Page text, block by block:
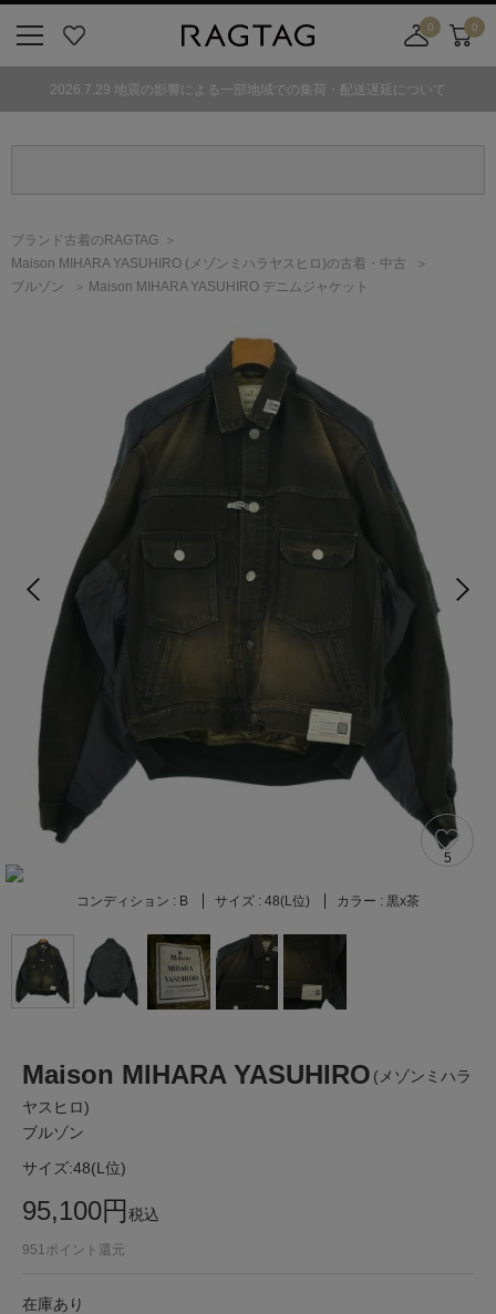
気
0
舗
カ
0
2026.7.29 地震の影響による一部地域での集荷・配送遅延について
ブランド古着のRAGTAG
Maison MIHARA YASUHIRO (メゾンミハラヤスヒロ)の古着・中古
ブルゾン
Maison MIHARA YASUHIRO デニムジャケット
5
コンディション : B サイズ : 48(L位) カラー : 黒x茶
Maison MIHARA YASUHIRO (メゾンミハラ
ヤスヒロ)
ブルゾン
サイズ:48(L位)
95,100円税込
951 ポイント還元
在庫あり